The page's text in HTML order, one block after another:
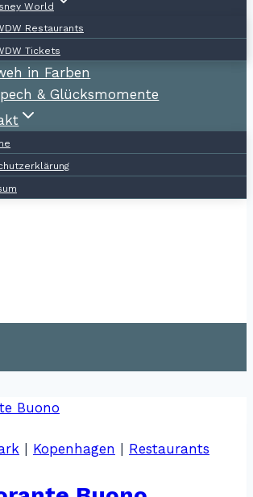
World
Restaurants
Tickets
in Farben
& Glücksmomente
Kopenhagen Restaurants